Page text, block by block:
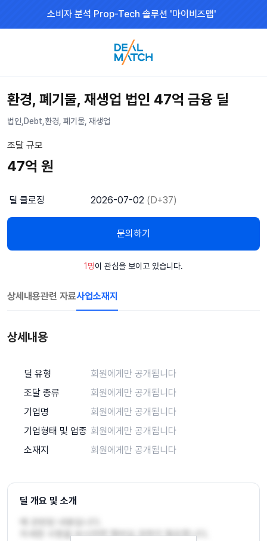
소비자 분석 Prop-Tech 솔루션 '마이비즈맵'
환경, 폐기물, 재생업 법인 47억 금융 딜
법인 Debt 환경, 폐기물, 재생업
조달 규모
47억 원
딜 클로징 2026-07-02 (D+37)
문의하기
1명이 관심을 보이고 있습니다.
상세내용관련 자료사업소재지
상세내용
딜 유형
회원에게만 공개됩니다
조달 종류
회원에게만 공개됩니다
기업명
회원에게만 공개됩니다
기업형태 및 업종 회원에게만 공개됩니다
소재지
회원에게만 공개됩니다
딜 개요 및 소개
자세한 사항을 보시려면 멤버십 권한이 필요합니다.